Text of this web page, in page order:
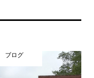
ブログ